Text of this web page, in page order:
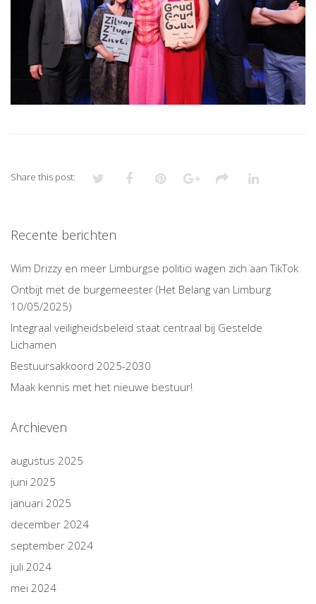
Share this post:
Recente berichten
Wim Drizzy en meer Limburgse politici wagen zich aan TikTok
Ontbijt met de burgemeester (Het Belang van Limburg
10/05/2025)
Integraal veiligheidsbeleid staat centraal bij Gestelde
Lichamen
Bestuursakkoord 2025-2030
Maak kennis met het nieuwe bestuur!
Archieven
augustus 2025
juni 2025
januari 2025
december 2024
september 2024
juli 2024
mei 2024